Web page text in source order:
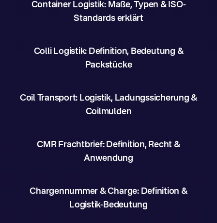
Container Logistik: Maße, Typen & ISO-
Standards erklärt
Colli Logistik: Definition, Bedeutung &
Packstücke
Coil Transport: Logistik, Ladungssicherung &
Coilmulden
CMR Frachtbrief: Definition, Recht &
Anwendung
Chargennummer & Charge: Definition &
Logistik-Bedeutung